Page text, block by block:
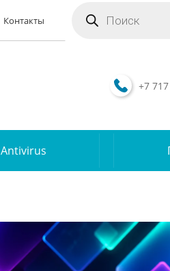
Контакты товаров
+7
Antivirus